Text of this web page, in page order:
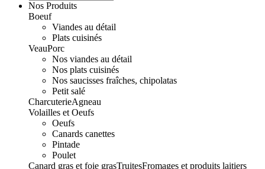
Nos Produits
Boeuf
Viandes au détail
Plats cuisinés
VeauPorc
Nos viandes au détail
Nos plats cuisinés
Nos saucisses fraîches, chipolatas
Petit salé
CharcuterieAgneau
Volailles et Oeufs
Oeufs
Canards canettes
Pintade
Poulet
Canard gras et foie grasTruitesFromages et produits laitiers